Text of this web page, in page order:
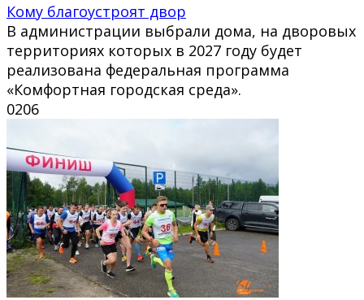
Кому благоустроят двор
В администрации выбрали дома, на дворовых
территориях которых в 2027 году будет
реализована федеральная программа
«Комфортная городская среда».
0206